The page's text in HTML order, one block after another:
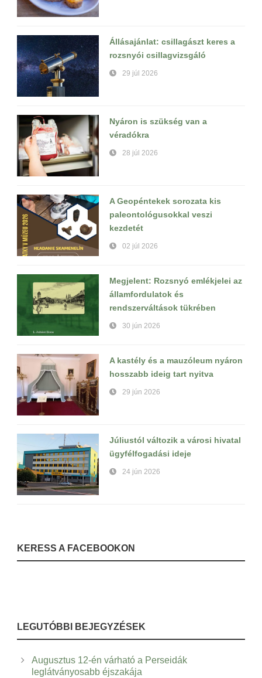
Állásajánlat: csillagászt keres a
rozsnyói csillagvizsgáló
29 júl 2026
Nyáron is szükség van a
véradókra
28 júl 2026
A Geopéntekek sorozata kis
paleontológusokkal veszi
kezdetét
02 júl 2026
Megjelent: Rozsnyó emlékjelei az
államfordulatok és
rendszerváltások tükrében
30 jún 2026
A kastély és a mauzóleum nyáron
hosszabb ideig tart nyitva
29 jún 2026
Júliustól változik a városi hivatal
ügyfélfogadási ideje
24 jún 2026
KERESS A FACEBOOKON
LEGUTÓBBI BEJEGYZÉSEK
Augusztus 12-én várható a Perseidák
leglátványosabb éjszakája